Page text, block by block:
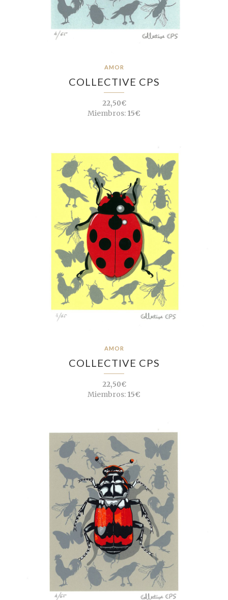
AMOR
COLLECTIVE CPS
22,50€
Miembros: 15€
AMOR
COLLECTIVE CPS
22,50€
Miembros: 15€